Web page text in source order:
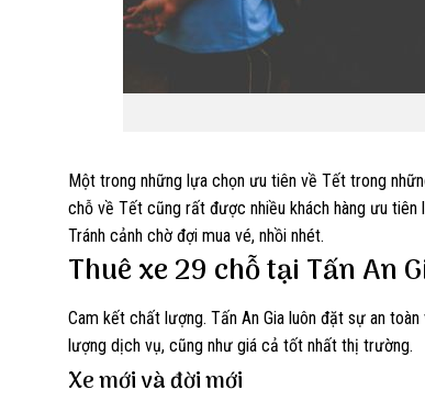
Một trong những lựa chọn ưu tiên về Tết trong
chỗ về Tết cũng rất được nhiều khách hàng ưu
Tránh cảnh chờ đợi mua vé, nhồi nhét.
Thuê xe 29 chỗ tại Tấn An
Cam kết chất lượng. Tấn An Gia luôn đặt sự an
lượng dịch vụ, cũng như giá cả tốt nhất thị trường.
Xe mới và đời mới